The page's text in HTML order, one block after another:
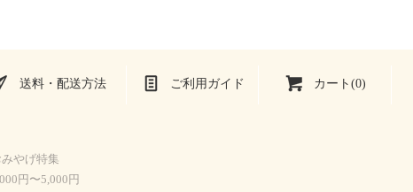
送料・配送方法 ご利用ガイド カート(0)
やげ特集
円〜5,000円